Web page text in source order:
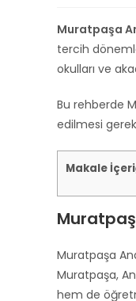
Muratpaşa
tercih
okulları ve
Bu rehberde
edilmesi
Makale
Muratpaşa
Muratpaşa,
hem de